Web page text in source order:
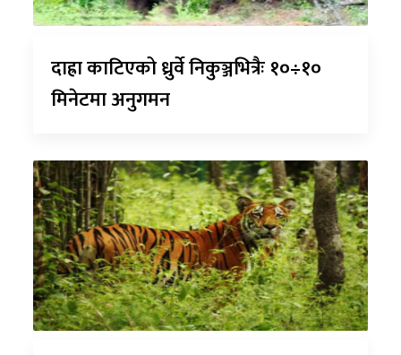
दाह्रा काटिएको ध्रुर्वे निकुञ्जभित्रैः १०÷१०
मिनेटमा अनुगमन